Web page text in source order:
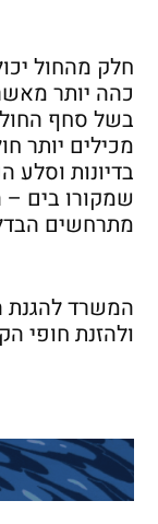
חלק מהחול
כהה יותר
בשל סחף החול
מכילים יותר
בדיונות
שמקורו בים –
מתרחשים
המשרד להגנת
ולהזנת חופי